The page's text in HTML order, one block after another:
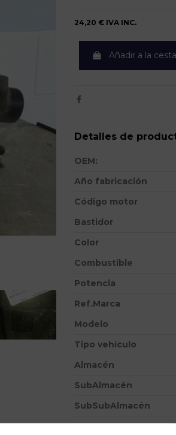
24,20 € IVA INC.
Añadir a la cesta
Detalles de
OEM:
Año fabricación
Código motor
Bastidor
Color
Combustible
Potencia
Ref.Marca
Modelo
Tipo vehículo
Almacén
SubAlmacén
SubSubAlmacén